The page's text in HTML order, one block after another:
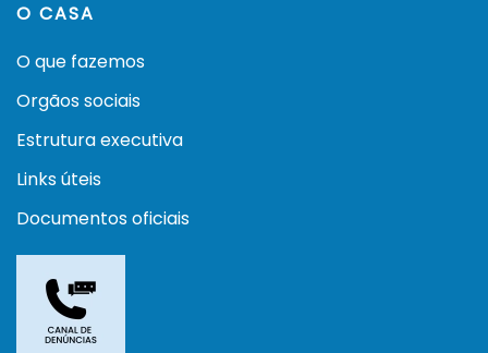
O CASA
O que fazemos
Orgãos sociais
Estrutura executiva
Links úteis
Documentos oficiais